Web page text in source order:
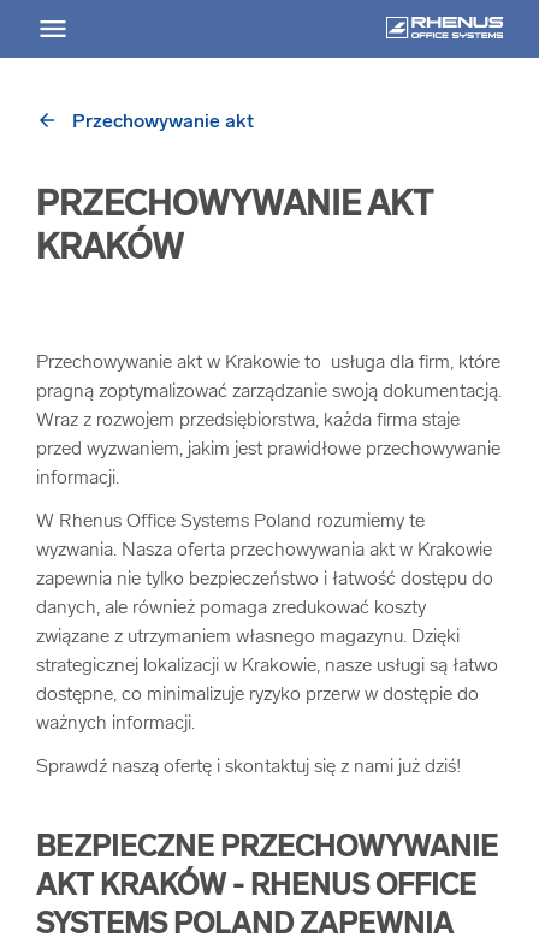
USŁUGI
Niszczenie nośników informacji arrow_forward
Archiwizowanie dokumentów arrow_forward
Usługi digitalizacjyjne arrow_forward
Osuszanie dokumentów arrow_forward
Pozostałe usługi
arrow_back Przechowywanie akt
PRZECHOWYWANIE AKT
KRAKÓW
Przechowywanie akt w Krakowie to usługa dla firm, które
pragną zoptymalizować zarządzanie swoją dokumentacją.
Wraz z rozwojem przedsiębiorstwa, każda firma staje
przed wyzwaniem, jakim jest prawidłowe przechowywanie
informacji.
W Rhenus Office Systems Poland rozumiemy te
wyzwania. Nasza oferta przechowywania akt w Krakowie
zapewnia nie tylko bezpieczeństwo i łatwość dostępu do
danych, ale również pomaga zredukować koszty
związane z utrzymaniem własnego magazynu. Dzięki
strategicznej lokalizacji w Krakowie, nasze usługi są łatwo
dostępne, co minimalizuje ryzyko przerw w dostępie do
ważnych informacji.
Sprawdź naszą ofertę i skontaktuj się z nami już dziś!
BEZPIECZNE PRZECHOWYWANIE
AKT KRAKÓW - RHENUS OFFICE
SYSTEMS POLAND ZAPEWNIA